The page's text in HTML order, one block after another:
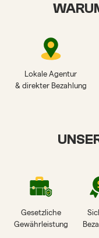
Lokale Agentur
& direkter Bezahlung
Gesetzliche
Gewährleistung